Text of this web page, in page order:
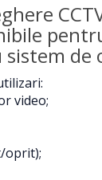
de
video;
oprit);